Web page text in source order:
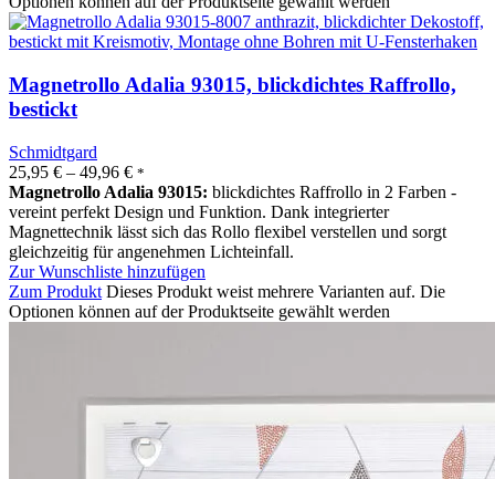
Magnetrollo Adalia 93015, blickdichtes Raffrollo,
bestickt
Schmidtgard
25,95 € – 49,96 € *
Magnetrollo Adalia 93015: blickdichtes Raffrollo in 2 Farben -
vereint perfekt Design und Funktion. Dank integrierter
Magnettechnik lässt sich das Rollo flexibel verstellen und sorgt
gleichzeitig für angenehmen Lichteinfall.
Zur Wunschliste hinzufügen
Zum Produkt Dieses Produkt weist mehrere Varianten auf. Die
Optionen können auf der Produktseite gewählt werden